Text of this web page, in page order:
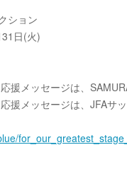
ション
日(火)
援メッセージは、
援メッセージは、JFAサ
for_our_greatest_